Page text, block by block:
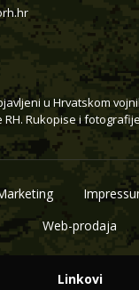
u Hrvatskom
Rukopise i
Web-prodaja
Linkovi